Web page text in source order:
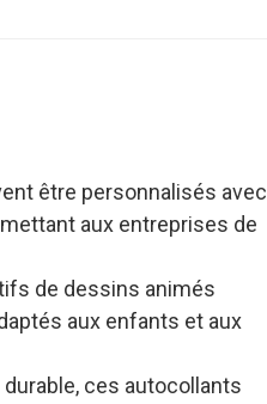
être personnalisés avec
aux entreprises de
de dessins animés
aux enfants et aux
ces autocollants